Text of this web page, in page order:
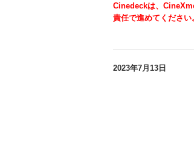
Cinedeckは、CineXm
責任で進めてください
2023年7月13日